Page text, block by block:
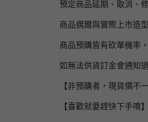
預定商品延期、取消、
商品偶爾與實際上市造
商品預購皆有砍單機率
如無法供貨訂金會通知
【非預購者，現貨價不
【喜歡就要趕快下手唷】